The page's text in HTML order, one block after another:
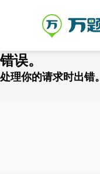
错误。
处理你的请求时出错。